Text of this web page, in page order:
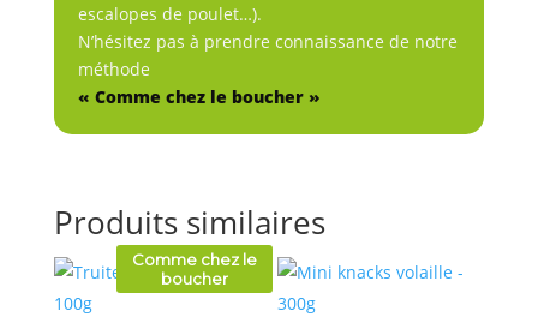
escalopes de poulet…).
N’hésitez pas à prendre connaissance de notre
méthode
« Comme chez le boucher »
Produits similaires
Comme chez le
boucher